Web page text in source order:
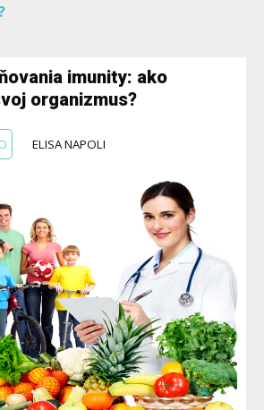
imunity: ako
organizmus?
ELISA NAPOLI